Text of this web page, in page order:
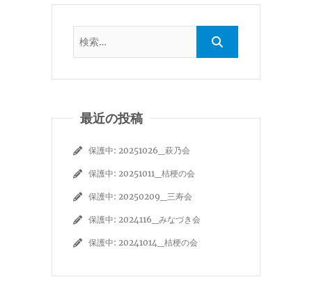
最近の投稿
保護中: 20251026_萩乃会
保護中: 20251011_桔梗の会
保護中: 20250209_三寿会
保護中: 2024116_みなづき会
保護中: 20241014_桔梗の会